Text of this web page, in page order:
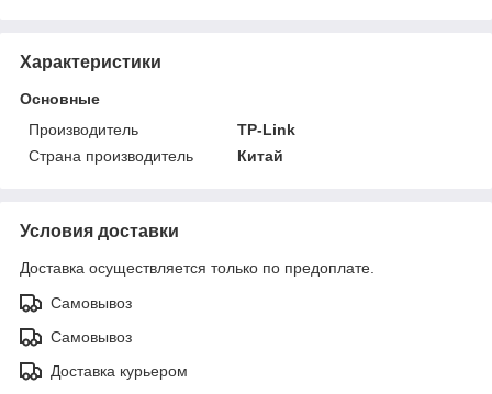
Характеристики
Основные
Производитель
TP-Link
Страна производитель
Китай
Условия доставки
Доставка осуществляется только по предоплате.
Самовывоз
Самовывоз
Доставка курьером